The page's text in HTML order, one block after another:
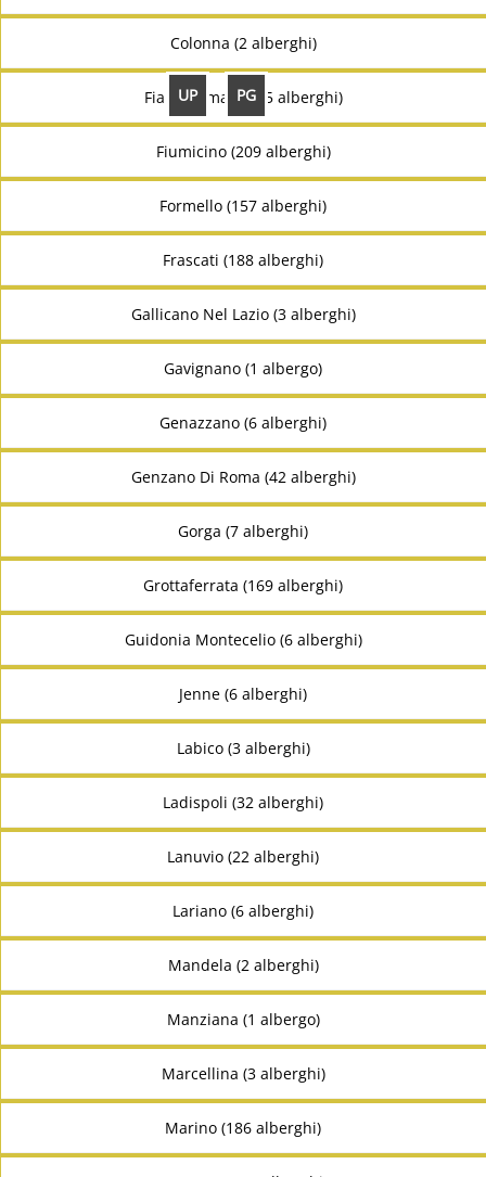
UP PG
Colonna (2 alberghi)
Fiano Romano (15 alberghi)
Fiumicino (209 alberghi)
Formello (157 alberghi)
Frascati (188 alberghi)
Gallicano Nel Lazio (3 alberghi)
Gavignano (1 albergo)
Genazzano (6 alberghi)
Genzano Di Roma (42 alberghi)
Gorga (7 alberghi)
Grottaferrata (169 alberghi)
Guidonia Montecelio (6 alberghi)
Jenne (6 alberghi)
Labico (3 alberghi)
Ladispoli (32 alberghi)
Lanuvio (22 alberghi)
Lariano (6 alberghi)
Mandela (2 alberghi)
Manziana (1 albergo)
Marcellina (3 alberghi)
Marino (186 alberghi)